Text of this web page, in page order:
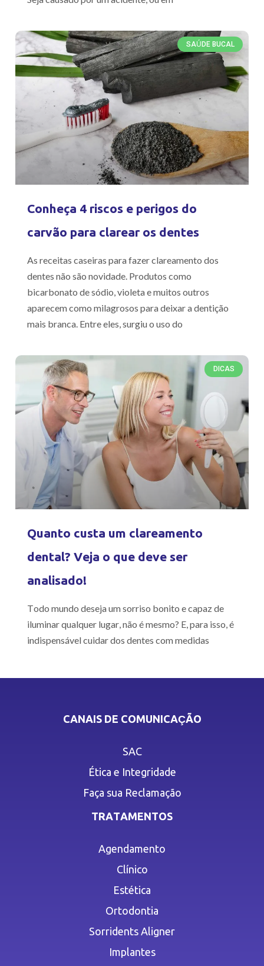
SAÚDE BUCAL
Conheça 4 riscos e perigos do
carvão para clarear os dentes
As receitas caseiras para fazer clareamento dos
dentes não são novidade. Produtos como
bicarbonato de sódio, violeta e muitos outros
aparecem como milagrosos para deixar a dentição
mais branca. Entre eles, surgiu o uso do
DICAS
Quanto custa um clareamento
dental? Veja o que deve ser
analisado!
Todo mundo deseja um sorriso bonito e capaz de
iluminar qualquer lugar, não é mesmo? E, para isso, é
indispensável cuidar dos dentes com medidas
CANAIS DE COMUNICAÇÃO
SAC
Ética e Integridade
Faça sua Reclamação
TRATAMENTOS
Agendamento
Clínico
Estética
Ortodontia
Sorridents Aligner
Implantes